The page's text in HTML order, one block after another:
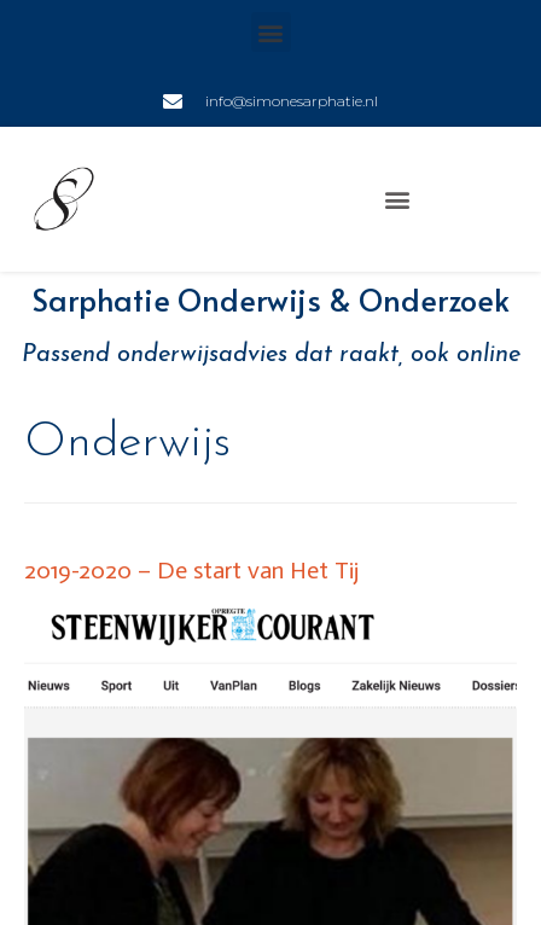
info@simonesarphatie.nl
Sarphatie Onderwijs & Onderzoek
Passend onderwijsadvies dat raakt, ook online
Onderwijs
2019-2020 – De start van Het Tij